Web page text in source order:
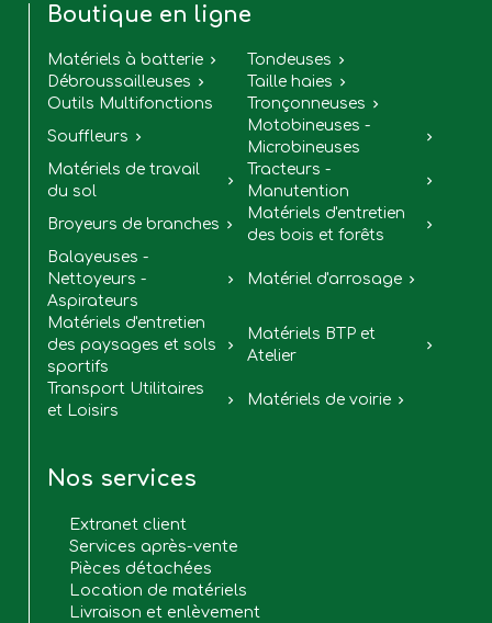
Boutique en ligne
Matériels à batterie  Tondeuses 
Débroussailleuses  Taille haies 
Outils Multifonctions Tronçonneuses 
Souffleurs 
Motobineuses -
Microbineuses

Matériels de travail
du sol

Tracteurs -
Manutention

Broyeurs de branches 
Matériels d'entretien
des bois et forêts

Balayeuses -
Nettoyeurs -
Aspirateurs
 Matériel d'arrosage 
Matériels d'entretien
des paysages et sols
sportifs

Matériels BTP et
Atelier

Transport Utilitaires
et Loisirs
 Matériels de voirie 
Nos services
Extranet client
Services après-vente
Pièces détachées
Location de matériels
Livraison et enlèvement